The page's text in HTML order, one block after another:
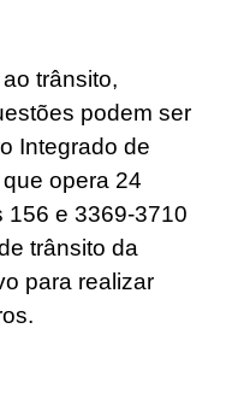
trânsito,
podem ser
Integrado de
opera 24
156 e 3369-3710
trânsito da
para realizar